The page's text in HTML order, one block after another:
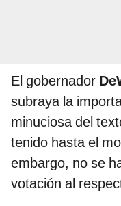
El gobernador
subraya la
minuciosa del
tenido hasta el
embargo, no se
votación al